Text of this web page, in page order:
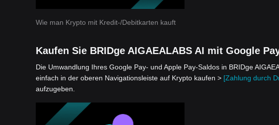
Wie man Krypto mit Kredit-/Debitkarten kauft
Kaufen Sie BRIDge AIGAEALABS AI mit Google
Die Umwandlung Ihres Google Pay- und Apple Pay-Saldos in BRIDge
einfach in der oberen Navigationsleiste auf Krypto kaufen > [Zahlung durch
aufzugeben.